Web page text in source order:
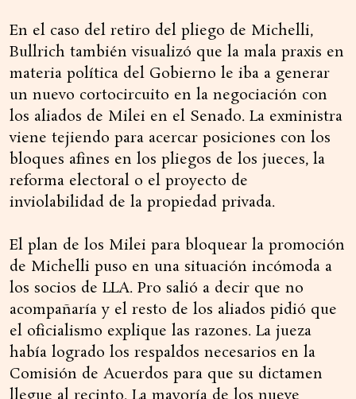
En el caso del retiro del pliego de Michelli,
Bullrich también visualizó que la mala praxis en
materia política del Gobierno le iba a generar
un nuevo cortocircuito en la negociación con
los aliados de Milei en el Senado. La exministra
viene tejiendo para acercar posiciones con los
bloques afines en los pliegos de los jueces, la
reforma electoral o el proyecto de
inviolabilidad de la propiedad privada.
El plan de los Milei para bloquear la promoción
de Michelli puso en una situación incómoda a
los socios de LLA. Pro salió a decir que no
acompañaría y el resto de los aliados pidió que
el oficialismo explique las razones. La jueza
había logrado los respaldos necesarios en la
Comisión de Acuerdos para que su dictamen